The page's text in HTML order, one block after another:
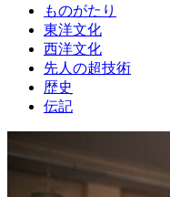
ものがたり
東洋文化
西洋文化
先人の超技術
歴史
伝記